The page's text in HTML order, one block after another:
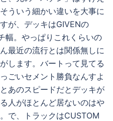
ういう細かい違いを大事に
が、デッキはGIVENの
幅。やっぱりこれくらいの
最近の流行とは関係無しに
します。バートって見てる
ごいセメント勝負なんすよ
あのスピードだとデッキが
人がほとんど居ないのはや
で、トラックはCUSTOM